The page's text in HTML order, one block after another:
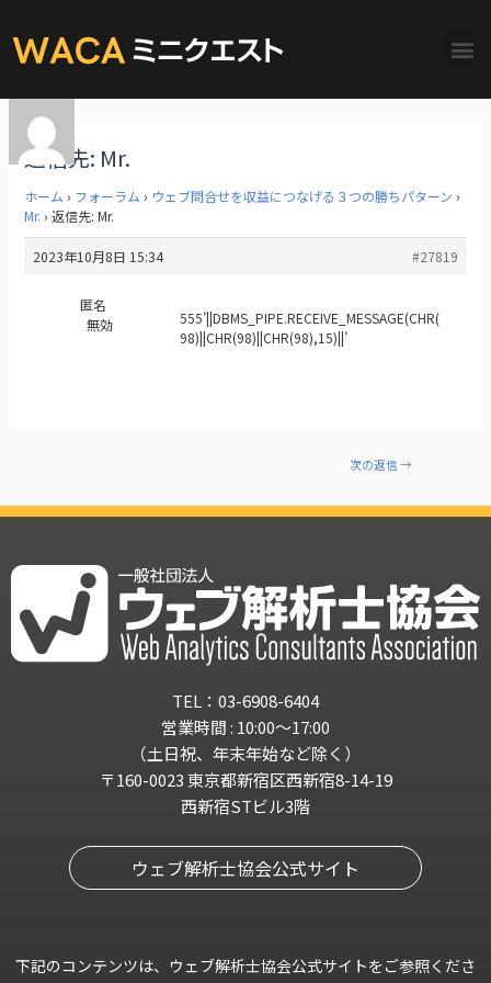
返信先: Mr.
ホーム › フォーラム › ウェブ問合せを収益につなげる３つの勝ちパターン ›
Mr. › 返信先: Mr.
2023年10月8日 15:34 #27819
匿名
無効
555’||DBMS_PIPE.RECEIVE_MESSAGE(CHR(
98)||CHR(98)||CHR(98),15)||’
次の返信 →
TEL：03-6908-6404
営業時間 : 10:00～17:00
（土日祝、年末年始など除く）
〒160-0023 東京都新宿区西新宿8-14-19
西新宿STビル3階
ウェブ解析士協会公式サイト
下記のコンテンツは、ウェブ解析士協会公式サイトをご参照くださ